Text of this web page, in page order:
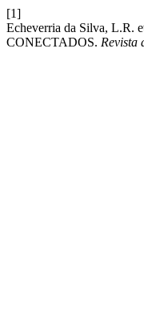
[1]
Echeverria da Silva,
CONECTADOS. Revista